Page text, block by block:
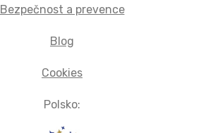
Bezpečnost a prevence
Blog
Cookies
Polsko: